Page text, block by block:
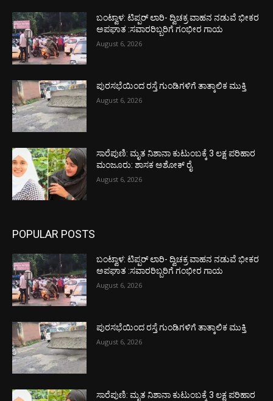
ಬಂಟ್ವಾಳ: ಟಿಪ್ಪರ್ ಲಾರಿ- ದ್ವಿಚಕ್ರ ವಾಹನ ನಡುವೆ ಭೀಕರ
ಅಪಘಾತ :ಸವಾರರಿಬ್ಬರಿಗೆ ಗಂಭೀರ ಗಾಯ
August 6, 2026
ಪುರಸಭೆಯಿಂದ ರಸ್ತೆ ಗುಂಡಿಗಳಿಗೆ ತಾತ್ಕಾಲಿಕ ಮುಕ್ತಿ
August 6, 2026
ಸಾರೆಪುಣಿ: ಮೃತ ನಿಶಾನಾ ಕುಟುಂಬಕ್ಕೆ 3 ಲಕ್ಷ ಪರಿಹಾರ
ಮಂಜೂರು: ಶಾಸಕ ಅಶೋಕ್ ರೈ
August 6, 2026
POPULAR POSTS
ಬಂಟ್ವಾಳ: ಟಿಪ್ಪರ್ ಲಾರಿ- ದ್ವಿಚಕ್ರ ವಾಹನ ನಡುವೆ ಭೀಕರ
ಅಪಘಾತ :ಸವಾರರಿಬ್ಬರಿಗೆ ಗಂಭೀರ ಗಾಯ
August 6, 2026
ಪುರಸಭೆಯಿಂದ ರಸ್ತೆ ಗುಂಡಿಗಳಿಗೆ ತಾತ್ಕಾಲಿಕ ಮುಕ್ತಿ
August 6, 2026
ಸಾರೆಪುಣಿ: ಮೃತ ನಿಶಾನಾ ಕುಟುಂಬಕ್ಕೆ 3 ಲಕ್ಷ ಪರಿಹಾರ